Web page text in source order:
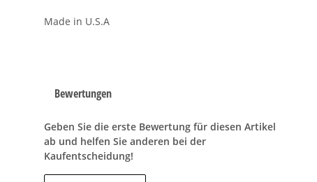
Made in U.S.A
Bewertungen
Geben Sie die erste Bewertung für diesen Artikel
ab und helfen Sie anderen bei der
Kaufentscheidung!